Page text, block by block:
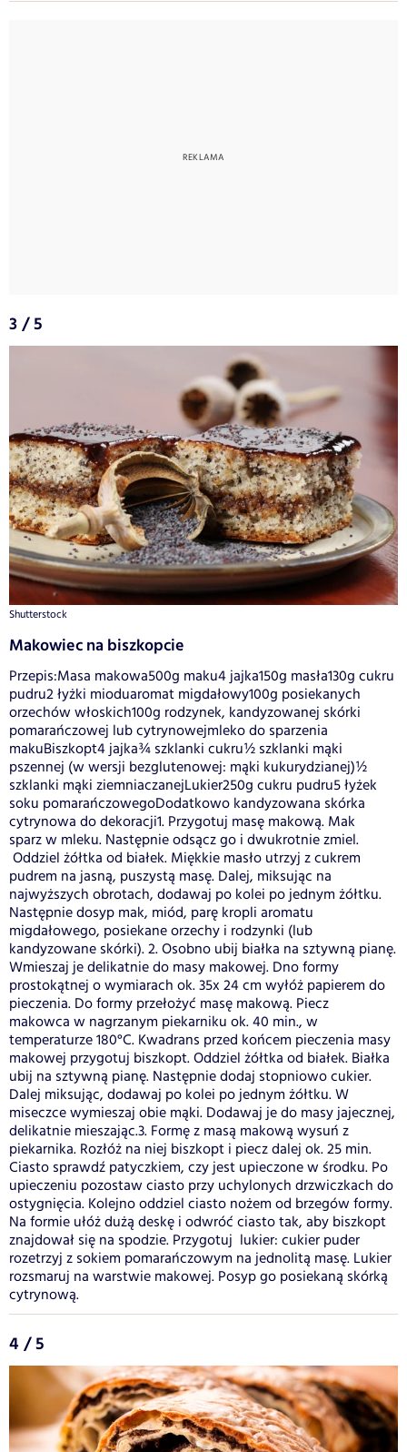
3 / 5
Shutterstock
Makowiec na biszkopcie
Przepis:Masa makowa500g maku4 jajka150g masła130g cukru
pudru2 łyżki mioduaromat migdałowy100g posiekanych
orzechów włoskich100g rodzynek, kandyzowanej skórki
pomarańczowej lub cytrynowejmleko do sparzenia
makuBiszkopt4 jajka¾ szklanki cukru½ szklanki mąki
pszennej (w wersji bezglutenowej: mąki kukurydzianej)½
szklanki mąki ziemniaczanejLukier250g cukru pudru5 łyżek
soku pomarańczowegoDodatkowo kandyzowana skórka
cytrynowa do dekoracji1. Przygotuj masę makową. Mak
sparz w mleku. Następnie odsącz go i dwukrotnie zmiel.
Oddziel żółtka od białek. Miękkie masło utrzyj z cukrem
pudrem na jasną, puszystą masę. Dalej, miksując na
najwyższych obrotach, dodawaj po kolei po jednym żółtku.
Następnie dosyp mak, miód, parę kropli aromatu
migdałowego, posiekane orzechy i rodzynki (lub
kandyzowane skórki). 2. Osobno ubij białka na sztywną pianę.
Wmieszaj je delikatnie do masy makowej. Dno formy
prostokątnej o wymiarach ok. 35x 24 cm wyłóż papierem do
pieczenia. Do formy przełożyć masę makową. Piecz
makowca w nagrzanym piekarniku ok. 40 min., w
temperaturze 180°C. Kwadrans przed końcem pieczenia masy
makowej przygotuj biszkopt. Oddziel żółtka od białek. Białka
ubij na sztywną pianę. Następnie dodaj stopniowo cukier.
Dalej miksując, dodawaj po kolei po jednym żółtku. W
miseczce wymieszaj obie mąki. Dodawaj je do masy jajecznej,
delikatnie mieszając.3. Formę z masą makową wysuń z
piekarnika. Rozłóż na niej biszkopt i piecz dalej ok. 25 min.
Ciasto sprawdź patyczkiem, czy jest upieczone w środku. Po
upieczeniu pozostaw ciasto przy uchylonych drzwiczkach do
ostygnięcia. Kolejno oddziel ciasto nożem od brzegów formy.
Na formie ułóż dużą deskę i odwróć ciasto tak, aby biszkopt
znajdował się na spodzie. Przygotuj lukier: cukier puder
rozetrzyj z sokiem pomarańczowym na jednolitą masę. Lukier
rozsmaruj na warstwie makowej. Posyp go posiekaną skórką
cytrynową.
4 / 5